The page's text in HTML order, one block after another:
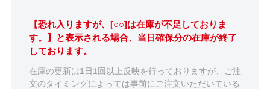
【恐れ入りますが、[○○]は在庫が不足しておりま
す。】と表示される場合、当日確保分の在庫が終了
しております。
在庫の更新は1日1回以上反映を行っておりますが、ご注
文のタイミングによっては事前にご注文いただいている